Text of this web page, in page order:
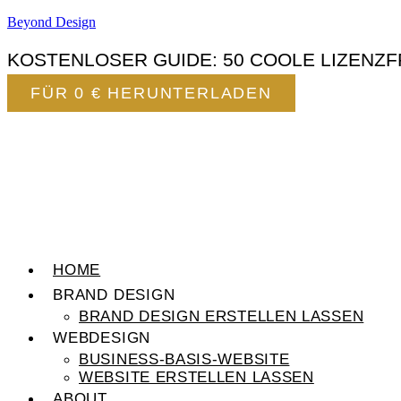
Beyond Design
KOSTENLOSER GUIDE: 50 COOLE
FÜR 0 € HERUNTERLADEN
HOME
BRAND DESIGN
BRAND DESIGN ERSTELLEN LASSEN
WEBDESIGN
BUSINESS-BASIS-WEBSITE
WEBSITE ERSTELLEN LASSEN